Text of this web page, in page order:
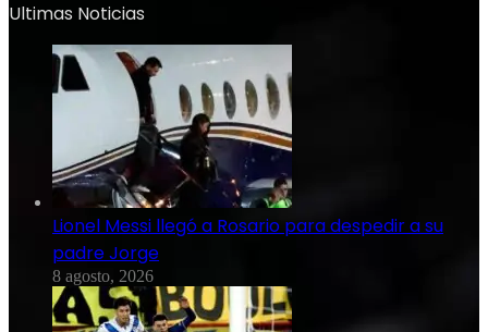
Ultimas Noticias
Lionel Messi llegó a Rosario para despedir a su
padre Jorge
8 agosto, 2026